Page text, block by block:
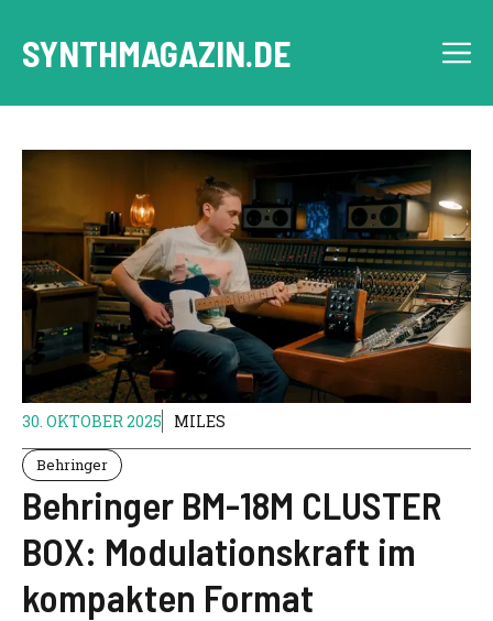
Inhalt
springen
SYNTHMAGAZIN.DE
30. OKTOBER 2025 MILES
Behringer
Behringer BM-18M CLUSTER
BOX: Modulationskraft im
kompakten Format